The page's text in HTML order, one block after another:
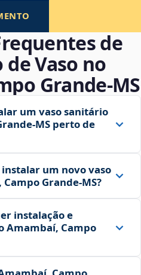
de
Vaso no
Grande‑MS
um vaso sanitário
perto de
um novo vaso
Grande‑MS?
instalação e
Amambaí, Campo